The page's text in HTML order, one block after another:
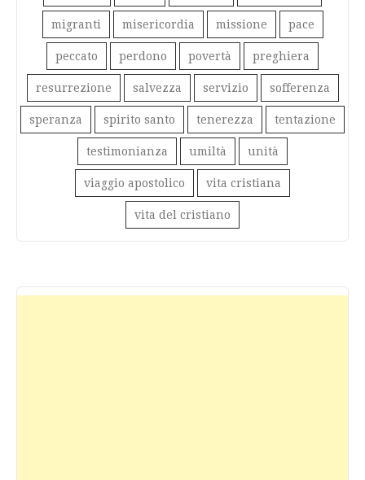
migranti misericordia missione pace
peccato perdono povertà preghiera
resurrezione salvezza servizio sofferenza
speranza spirito santo tenerezza tentazione
testimonianza umiltà unità
viaggio apostolico vita cristiana
vita del cristiano